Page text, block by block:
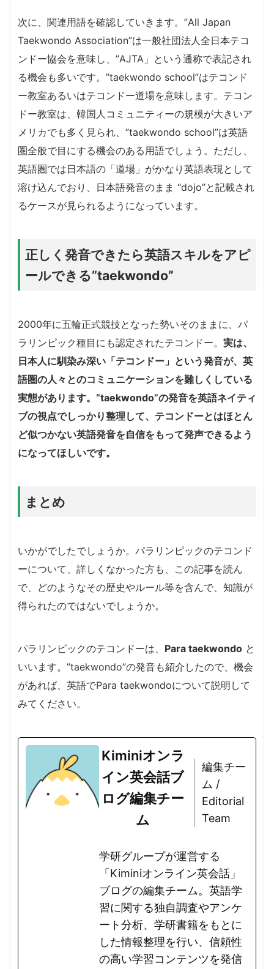
次に、関連用語を確認していきます。”All Japan
Taekwondo Association”は一般社団法人全日本テコ
ンドー協会を意味し、”AJTA」という通称で表記され
る機会も多いです。”taekwondo school”はテコンド
ー教室あるいはテコンドー道場を意味します。テコン
ドー教室は、韓国人コミュニティーの規模が大きいア
メリカでも多く見られ、”taekwondo school”は英語
圏全般で目にする機会のある用語でしょう。ただし、
英語圏では日本語の「道場」がかなり英語表現として
溶け込んでおり、日本語発音のまま “dojo”と記載され
るケースが見られるようになっています。
正しく発音できたら英語スキルをアピ
ールできる”taekwondo”
2000年に五輪正式競技となった勢いそのままに、パ
ラリンピック種目にも認定されたテコンドー。 実は、
日本人に馴染み深い「テコンドー」という発音が、英
語圏の人々とのコミュニケーションを難しくしている
実態があります。 “taekwondo”の発音を英語ネイティ
ブの視点でしっかり整理して、テコンドーとはほとん
ど似つかない英語発音を自信をもって発声できるよう
になってほしいです。
まとめ
いかがでしたでしょうか。パラリンピックのテコンド
ーについて、詳しくなかった方も、この記事を読ん
で、どのようなその歴史やルール等を含んで、知識が
得られたのではないでしょうか。
パラリンピックのテコンドーは、 Para taekwondo と
いいます。”taekwondo”の発音も紹介したので、機会
があれば、英語でPara taekwondoについて説明して
みてください。
Kiminiオンラ
イン英会話ブ
ログ編集チー
ム
編集チー
ム /
Editorial
Team
学研グループが運営する
「Kiminiオンライン英会話」
ブログの編集チーム。英語学
習に関する独自調査やアンケ
ート分析、学研書籍をもとに
した情報整理を行い、信頼性
の高い学習コンテンツを発信